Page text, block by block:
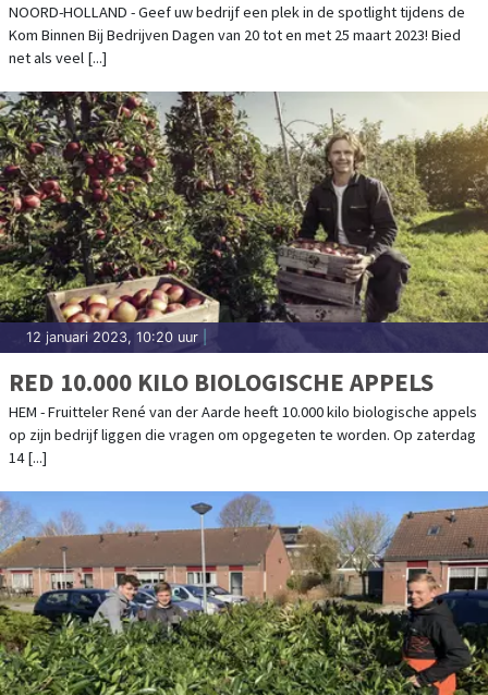
NOORD-HOLLAND - Geef uw bedrijf een plek in de spotlight tijdens de
Kom Binnen Bij Bedrijven Dagen van 20 tot en met 25 maart 2023! Bied
net als veel [...]
12 januari 2023, 10:20 uur
RED 10.000 KILO BIOLOGISCHE APPELS
HEM - Fruitteler René van der Aarde heeft 10.000 kilo biologische appels
op zijn bedrijf liggen die vragen om opgegeten te worden. Op zaterdag
14 [...]